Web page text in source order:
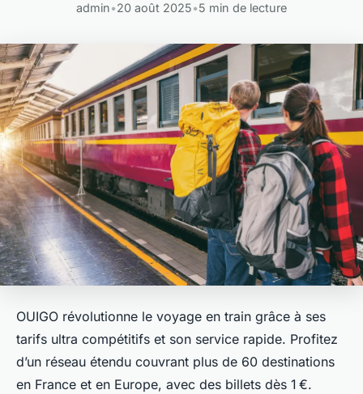
admin•20 août 2025•5 min de lecture
OUIGO révolutionne le voyage en train grâce à ses
tarifs ultra compétitifs et son service rapide. Profitez
d’un réseau étendu couvrant plus de 60 destinations
en France et en Europe, avec des billets dès 1 €.